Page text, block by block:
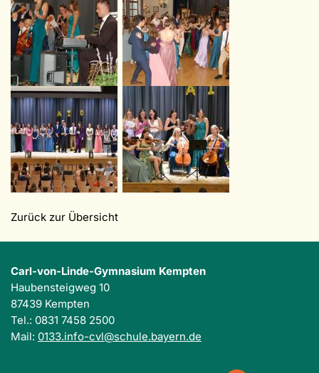
Zurück zur Übersicht
Carl-von-Linde-Gymnasium Kempten
Haubensteigweg 10
87439 Kempten
Tel.: 0831 7458 2500
Mail: 0133.info-cvl@schule.bayern.de